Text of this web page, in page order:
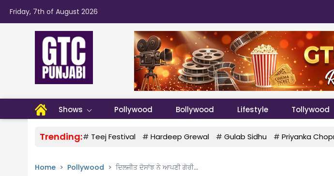
Friday, 7th of August 2026
Shows Pollywood Bollywood Lifestyle Tollywood
Trending:# Teej Festival # Hardeep Grewal # Gulab Sidhu # Priyanka
Home Pollywood ਦਿਲਜੀਤ ਦੋਸਾਂਝ ਨੇ ਆਪਣੀ ਗੋਰੀ...